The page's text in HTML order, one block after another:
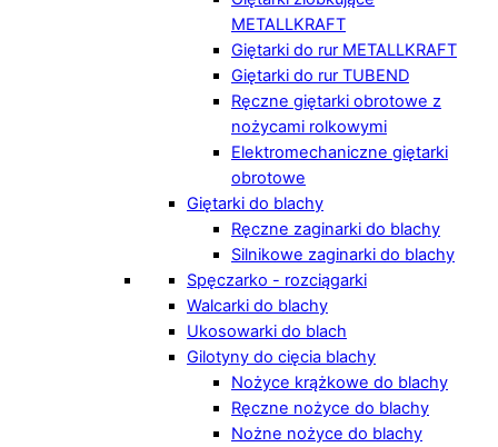
METALLKRAFT
Giętarki do rur METALLKRAFT
Giętarki do rur TUBEND
Ręczne giętarki obrotowe z
nożycami rolkowymi
Elektromechaniczne giętarki
obrotowe
Giętarki do blachy
Ręczne zaginarki do blachy
Silnikowe zaginarki do blachy
Spęczarko - rozciągarki
Walcarki do blachy
Ukosowarki do blach
Gilotyny do cięcia blachy
Nożyce krążkowe do blachy
Ręczne nożyce do blachy
Nożne nożyce do blachy